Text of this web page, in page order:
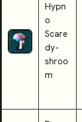
Hypn
o
Scare
dy-
shroo
m